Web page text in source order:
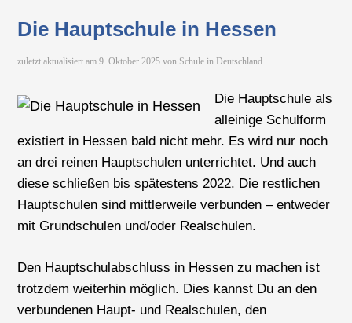
Die Hauptschule in Hessen
zuletzt aktualisiert am9. Oktober 2025 von Schule in Deutschland
Die Hauptschule als
alleinige Schulform
existiert in Hessen bald nicht mehr. Es wird nur noch
an drei reinen Hauptschulen unterrichtet. Und auch
diese schließen bis spätestens 2022. Die restlichen
Hauptschulen sind mittlerweile verbunden – entweder
mit Grundschulen und/oder Realschulen.
Den Hauptschulabschluss in Hessen zu machen ist
trotzdem weiterhin möglich. Dies kannst Du an den
verbundenen Haupt- und Realschulen, den